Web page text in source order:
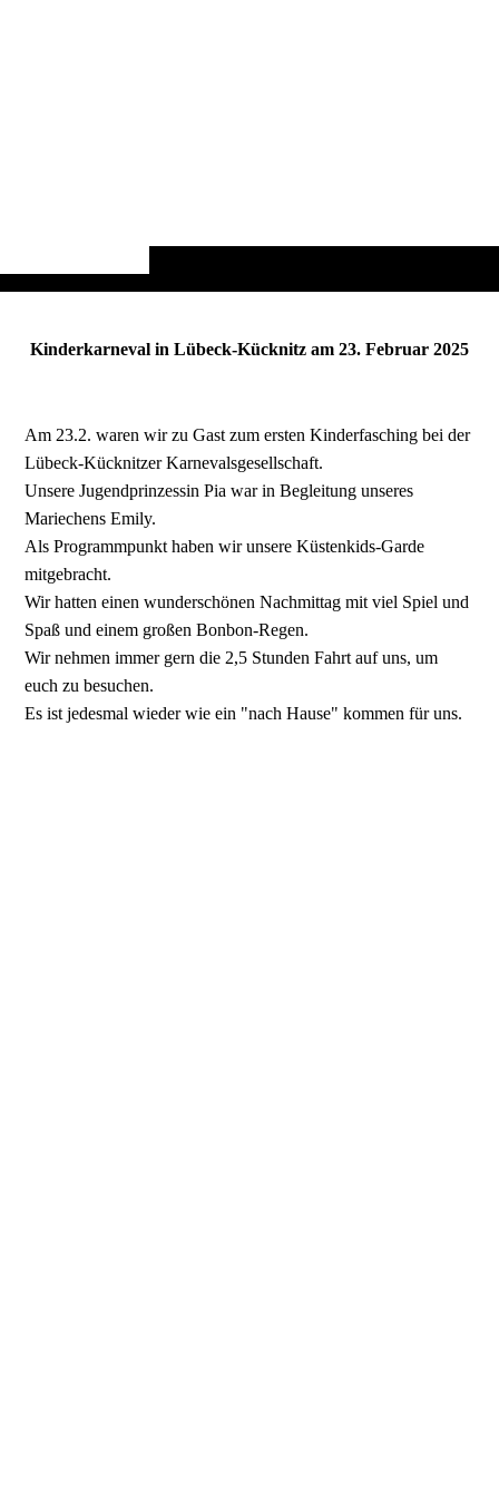
Kinderkarneval in Lübeck-Kücknitz am 23. Februar 2025
Am 23.2. waren wir zu Gast zum ersten Kinderfasching bei der
Lübeck-Kücknitzer Karnevalsgesellschaft.
Unsere Jugendprinzessin Pia war in Begleitung unseres
Mariechens Emily.
Als Programmpunkt haben wir unsere Küstenkids-Garde
mitgebracht.
Wir hatten einen wunderschönen Nachmittag mit viel Spiel und
Spaß und einem großen Bonbon-Regen.
Wir nehmen immer gern die 2,5 Stunden Fahrt auf uns, um
euch zu besuchen.
Es ist jedesmal wieder wie ein "nach Hause" kommen für uns.